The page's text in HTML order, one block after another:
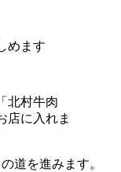
めます
北村牛肉
店に入れま
道を進みます。